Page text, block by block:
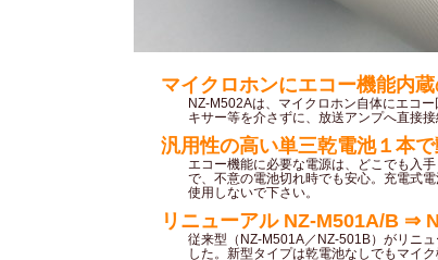
マイクロホンにエコー機能内
NZ-M502Aは、マイクロホン自体にエコ
キサー等を介さずに、放送アンプへ直接接
汎用性の高い単三乾電池１本
エコー機能に必要な電源は、どこでも入
で、不意の電池切れ時でも安心。充電式
使用しないで下さい。
リニューアル NZ-M501A/B ⇒
従来型（NZ-M501A／NZ-501B）がリニ
した。新型タイプは乾電池なしでもマイ